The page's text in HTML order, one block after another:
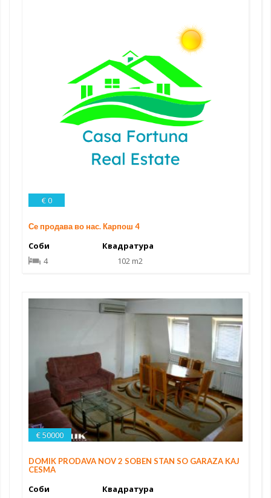
€ 0
Се продава во нас. Карпош 4
Соби
4
Квадратура
102 m2
€ 50000
DOMIK PRODAVA NOV 2 SOBEN STAN SO GARAZA KAJ
CESMA
Соби
Квадратура